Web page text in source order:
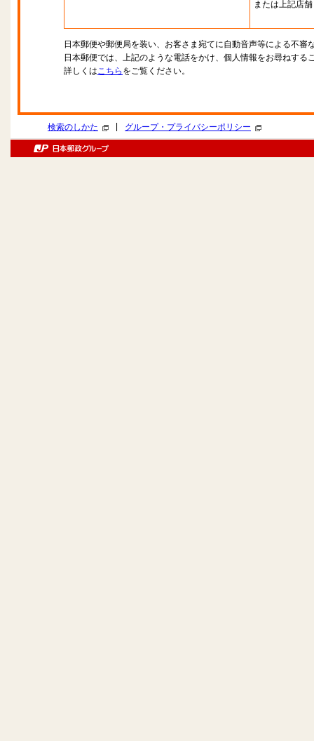
または上記店舗
日本郵便や郵便局を装い、お客さま宛てに自動音声等による不審
日本郵便では、上記のような電話をかけ、個人情報をお尋ねする
詳しくはこちら をご覧ください。
検索のしかた グループ・プライバシーポリシー